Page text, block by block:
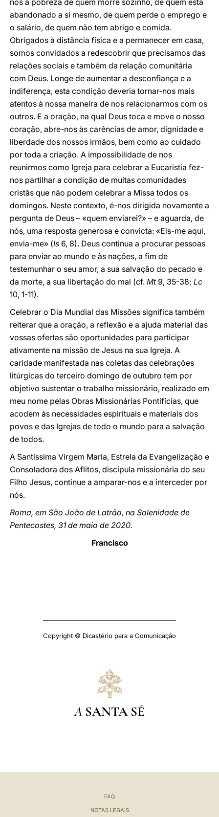
nos a pobreza de quem morre sozinho, de quem está
abandonado a si mesmo, de quem perde o emprego e
o salário, de quem não tem abrigo e comida.
Obrigados à distância física e a permanecer em casa,
somos convidados a redescobrir que precisamos das
relações sociais e também da relação comunitária
com Deus. Longe de aumentar a desconfiança e a
indiferença, esta condição deveria tornar-nos mais
atentos à nossa maneira de nos relacionarmos com os
outros. E a oração, na qual Deus toca e move o nosso
coração, abre-nos às carências de amor, dignidade e
liberdade dos nossos irmãos, bem como ao cuidado
por toda a criação. A impossibilidade de nos
reunirmos como Igreja para celebrar a Eucaristia fez-
nos partilhar a condição de muitas comunidades
cristãs que não podem celebrar a Missa todos os
domingos. Neste contexto, é-nos dirigida novamente a
pergunta de Deus – «quem enviarei?» – e aguarda, de
nós, uma resposta generosa e convicta: «Eis-me aqui,
envia-me» (Is 6, 8). Deus continua a procurar pessoas
para enviar ao mundo e às nações, a fim de
testemunhar o seu amor, a sua salvação do pecado e
da morte, a sua libertação do mal (cf. Mt9, 35-38; Lc
10, 1-11).
Celebrar o Dia Mundial das Missões significa também
reiterar que a oração, a reflexão e a ajuda material das
vossas ofertas são oportunidades para participar
ativamente na missão de Jesus na sua Igreja. A
caridade manifestada nas coletas das celebrações
litúrgicas do terceiro domingo de outubro tem por
objetivo sustentar o trabalho missionário, realizado em
meu nome pelas Obras Missionárias Pontifícias, que
acodem às necessidades espirituais e materiais dos
povos e das Igrejas de todo o mundo para a salvação
de todos.
A Santíssima Virgem Maria, Estrela da Evangelização e
Consoladora dos Aflitos, discípula missionária do seu
Filho Jesus, continue a amparar-nos e a interceder por
nós.
Roma, em São João de Latrão, na Solenidade de
Pentecostes, 31 de maio de 2020.
Francisco
Copyright © Dicastério para a Comunicação
A SANTA SÉ
FAQ
NOTAS LEGAIS